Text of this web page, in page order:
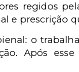
regidos
e prescrição
o
Após